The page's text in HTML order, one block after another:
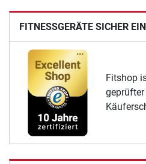
FITNESSGERÄTE SICHER
Fitshop